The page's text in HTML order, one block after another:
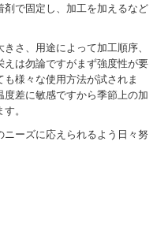
剤で固定し、加工を加えるなど
さ、用途によって加工順序、
は勿論ですがまず強度性が要
様々な使用方法が試されま
差に敏感ですから季節上の加
。
ーズに応えられるよう日々努